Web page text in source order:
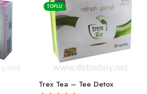
TOPLU
Trex Tea – Tee Detox